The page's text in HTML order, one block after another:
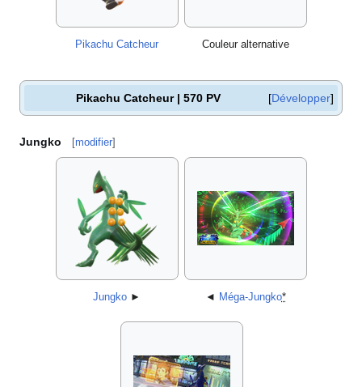
Pikachu Catcheur Couleur alternative
Développer
Pikachu Catcheur | 570 PV
Jungko [modifier]
Jungko ► ◄ Méga-Jungko*